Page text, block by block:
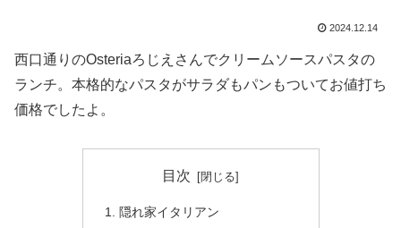
2024.12.14
西口通りのOsteriaろじえさんでクリームソースパスタの
ランチ。本格的なパスタがサラダもパンもついてお値打ち
価格でしたよ。
目次
隠れ家イタリアン